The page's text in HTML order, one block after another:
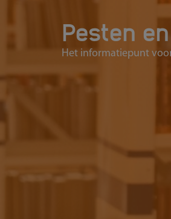
Pesten
Het informatiepunt